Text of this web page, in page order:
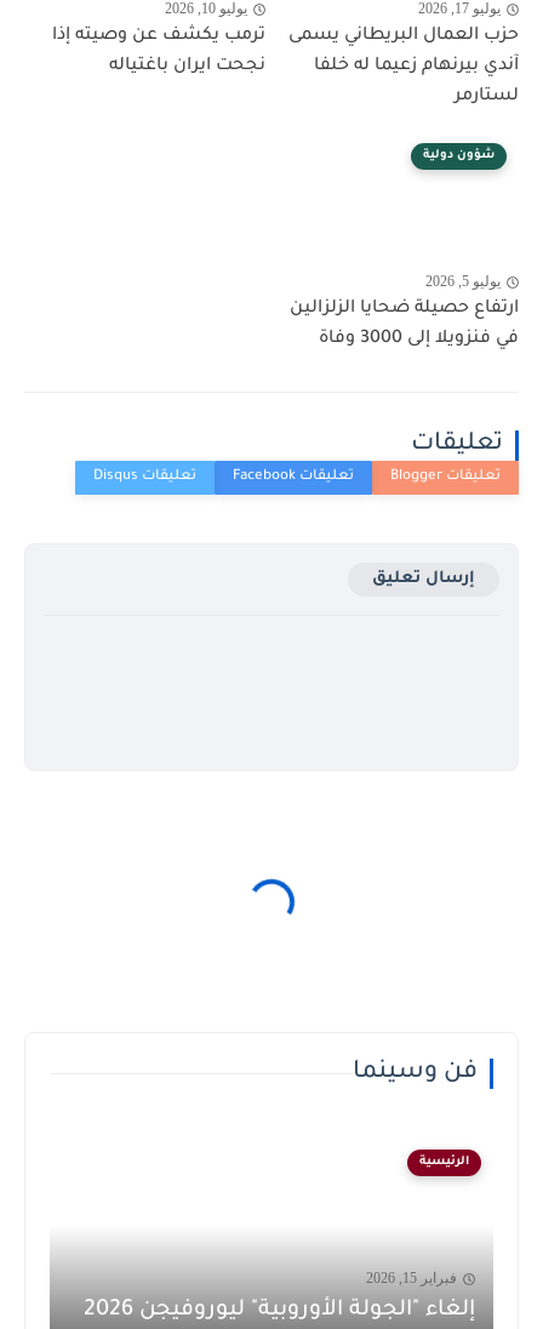
يوليو 17, 2026
حزب العمال البريطاني يسمى
آندي بيرنهام زعيما له خلفا
لستارمر
يوليو 10, 2026
ترمب يكشف عن وصيته إذا
نجحت ايران باغتياله
شؤون دولية
يوليو 5, 2026
ارتفاع حصيلة ضحايا الزلزالين
في فنزويلا إلى 3000 وفاة
تعليقات
إرسال تعليق
فن وسينما
الرئيسية
فبراير 15, 2026
إلغاء "الجولة الأوروبية" ليوروفيجن 2026